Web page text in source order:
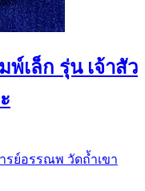
เล็ก รุ่น เจ้าสัว